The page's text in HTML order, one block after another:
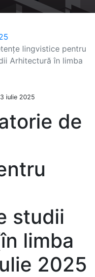
lingvistice pentru
Arhitectură în limba
iulie 2025
de
studii
limba
2025